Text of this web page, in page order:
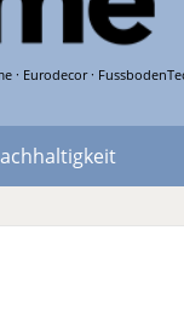
· Eurodecor ·